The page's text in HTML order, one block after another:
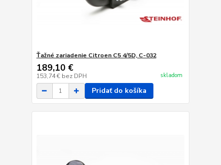
Ťažné zariadenie Citroen C5 4/5D, C-032
189,10 €
153,74 € bez DPH skladom
Pridať do košíka